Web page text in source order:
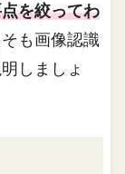
を絞ってわ
も画像認識
しましょ